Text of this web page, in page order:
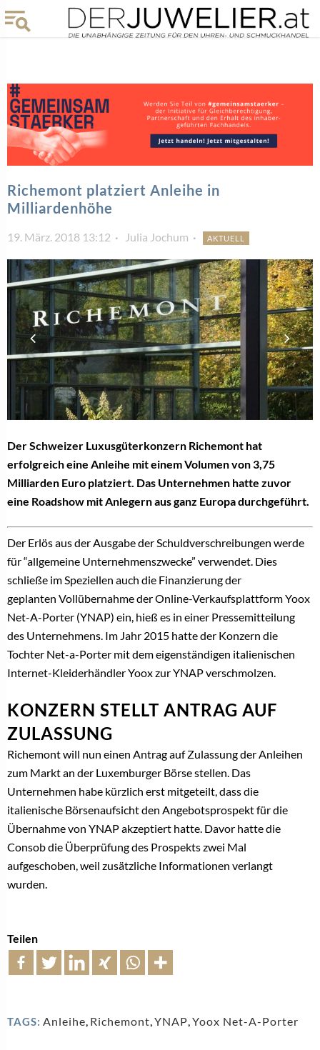
Richemont platziert Anleihe in
Milliardenhöhe
19. März. 2018 13:12 Julia Jochum AKTUELL
Der Schweizer Luxusgüterkonzern Richemont hat
erfolgreich eine Anleihe mit einem Volumen von 3,75
Milliarden Euro platziert. Das Unternehmen hatte zuvor
eine Roadshow mit Anlegern aus ganz Europa durchgeführt.
Der Erlös aus der Ausgabe der Schuldverschreibungen werde
für “allgemeine Unternehmenszwecke” verwendet. Dies
schließe im Speziellen auch die Finanzierung der
geplanten Vollübernahme der Online-Verkaufsplattform Yoox
Net-A-Porter (YNAP) ein, hieß es in einer Pressemitteilung
des Unternehmens. Im Jahr 2015 hatte der Konzern die
Tochter Net-a-Porter mit dem eigenständigen italienischen
Internet-Kleiderhändler Yoox zur YNAP verschmolzen.
KONZERN STELLT ANTRAG AUF
ZULASSUNG
Richemont will nun einen Antrag auf Zulassung der Anleihen
zum Markt an der Luxemburger Börse stellen. Das
Unternehmen habe kürzlich erst mitgeteilt, dass die
italienische Börsenaufsicht den Angebotsprospekt für die
Übernahme von YNAP akzeptiert hatte. Davor hatte die
Consob die Überprüfung des Prospekts zwei Mal
aufgeschoben, weil zusätzliche Informationen verlangt
wurden.
Teilen
TAGS: Anleihe, Richemont,YNAP,Yoox Net-A-Porter